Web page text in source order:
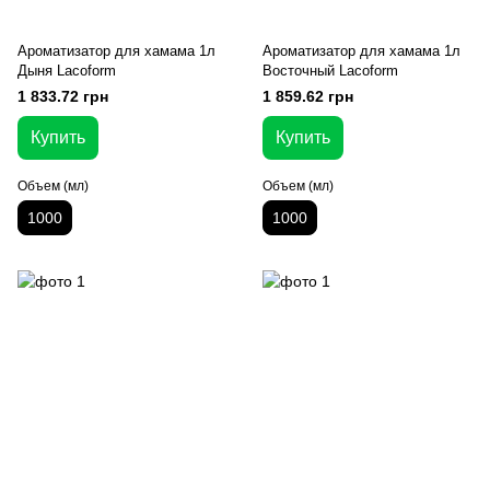
Ароматизатор для хамама 1л
Дыня Lacoform
1 833.72 грн
Купить
Объем (мл)
1000
Ароматизатор для хамама 1л
Восточный Lacoform
1 859.62 грн
Купить
Объем (мл)
1000